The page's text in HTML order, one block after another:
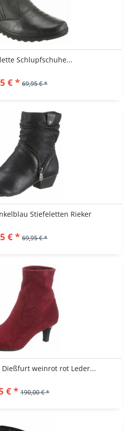
Schlupfschuhe...
€ * 69,95 € *
Stiefeletten Rieker
€ * 69,95 € *
weinrot rot Leder...
€ * 190,00 € *